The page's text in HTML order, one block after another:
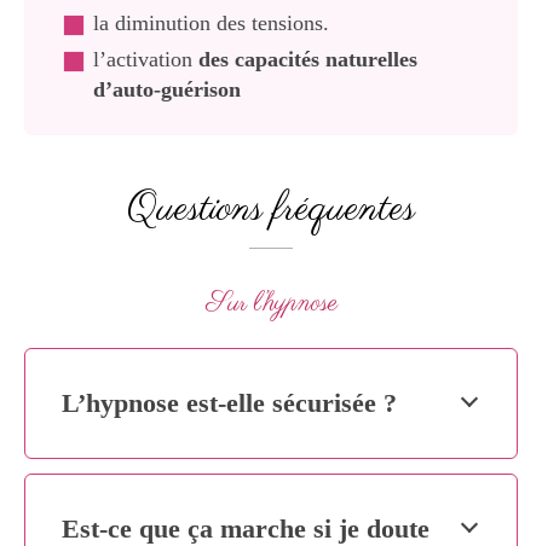
la diminution des tensions.
l’activation des capacités naturelles
d’auto-guérison
Questions fréquentes
Sur l’hypnose
L’hypnose est-elle sécurisée ?
Est-ce que ça marche si je doute